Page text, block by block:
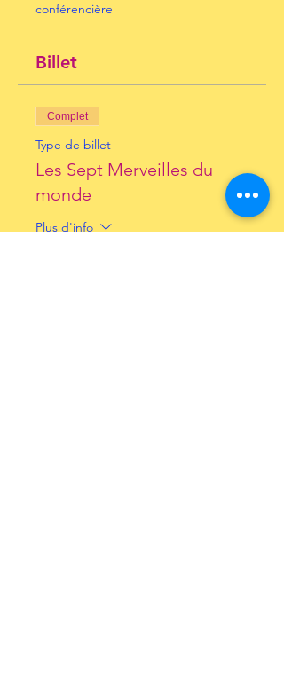
conférencière
Billet
Complet
Type de billet
Les Sept Merveilles du
monde
Plus d'info